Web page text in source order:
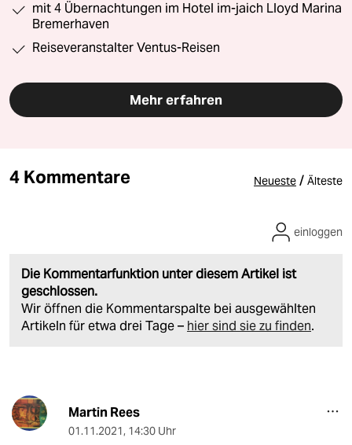
mit 4 Übernachtungen im Hotel im-jaich Lloyd Marina
Bremerhaven
Reiseveranstalter Ventus-Reisen
Mehr erfahren
4 Kommentare Neueste / Älteste
Die Kommentarfunktion unter diesem Artikel ist
geschlossen.
Wir öffnen die Kommentarspalte bei ausgewählten
Artikeln für etwa drei Tage – hier sind sie zu finden.
einloggen
Martin Rees
01.11.2021, 14:30 Uhr